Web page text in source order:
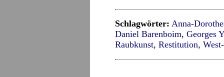
Schlagwörter: Anna-
Daniel Barenboim, Georges
Raubkunst, Restitution,